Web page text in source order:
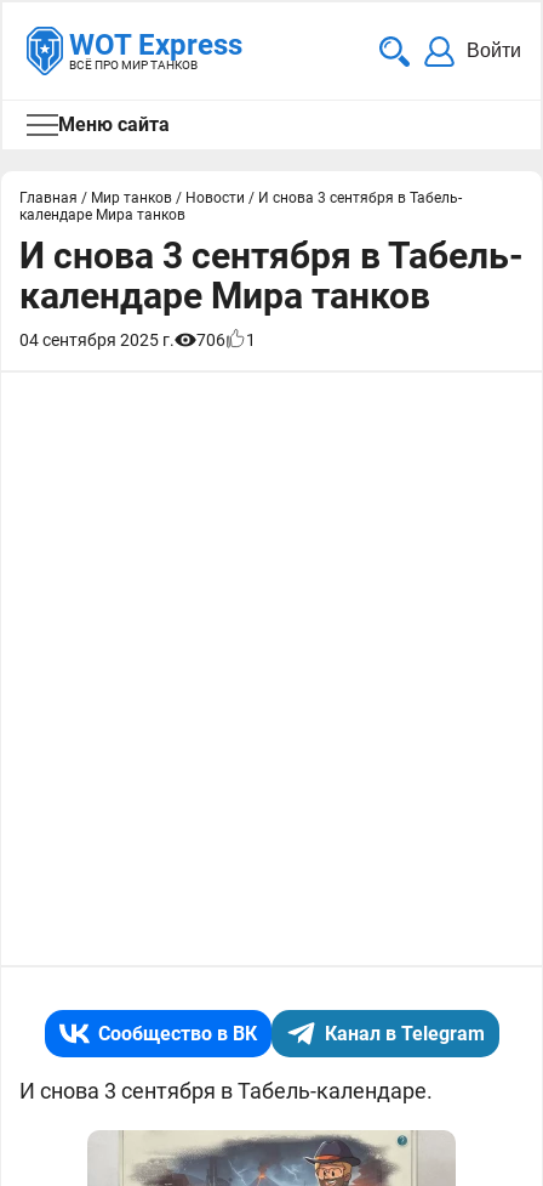
WOT Express
ВСЁ ПРО МИР ТАНКОВ
Войти
Меню сайта
Главная / Мир танков / Новости / И снова 3 сентября в Табель-
календаре Мира танков
И снова 3 сентября в Табель-
календаре Мира танков
04 сентября 2025 г. 706 1
Сообщество в ВК Канал в Telegram
И снова 3 сентября в Табель-календаре.